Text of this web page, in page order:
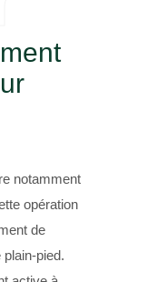
notamment
opération
de
pied.